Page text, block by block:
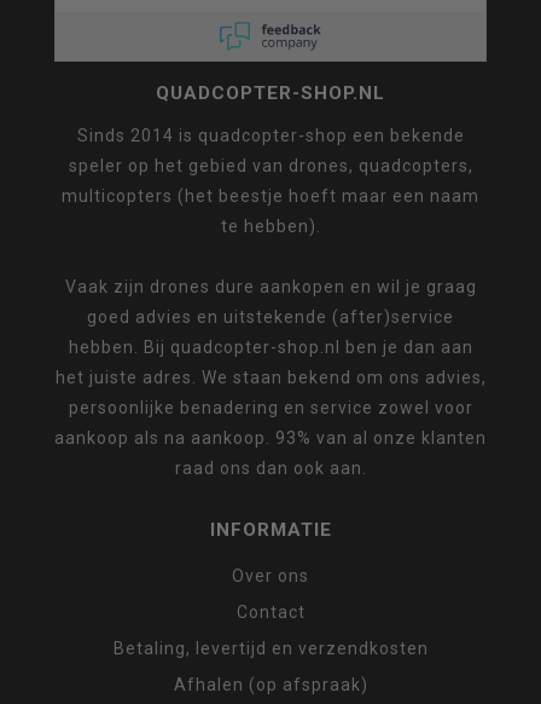
QUADCOPTER-SHOP.NL
Sinds 2014 is quadcopter-shop een bekende
speler op het gebied van drones, quadcopters,
multicopters (het beestje hoeft maar een naam
te hebben).
Vaak zijn drones dure aankopen en wil je graag
goed advies en uitstekende (after)service
hebben. Bij quadcopter-shop.nl ben je dan aan
het juiste adres. We staan bekend om ons advies,
persoonlijke benadering en service zowel voor
aankoop als na aankoop. 93% van al onze klanten
raad ons dan ook aan.
INFORMATIE
Over ons
Contact
Betaling, levertijd en verzendkosten
Afhalen (op afspraak)